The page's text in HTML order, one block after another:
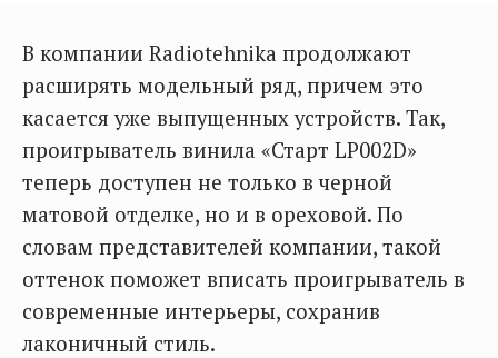
В компании Radiotehnika продолжают
расширять модельный ряд, причем это
касается уже выпущенных устройств. Так,
проигрыватель винила «Старт LP002D»
теперь доступен не только в черной
матовой отделке, но и в ореховой. По
словам представителей компании, такой
оттенок поможет вписать проигрыватель в
современные интерьеры, сохранив
лаконичный стиль.